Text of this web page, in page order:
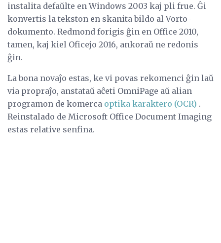
instalita defaŭlte en Windows 2003 kaj pli frue. Ĝi
konvertis la tekston en skanita bildo al Vorto-
dokumento. Redmond forigis ĝin en Office 2010,
tamen, kaj kiel Oficejo 2016, ankoraŭ ne redonis
ĝin.
La bona novaĵo estas, ke vi povas rekomenci ĝin laŭ
via propraĵo, anstataŭ aĉeti OmniPage aŭ alian
programon de komerca optika karaktero (OCR) .
Reinstalado de Microsoft Office Document Imaging
estas relative senfina.